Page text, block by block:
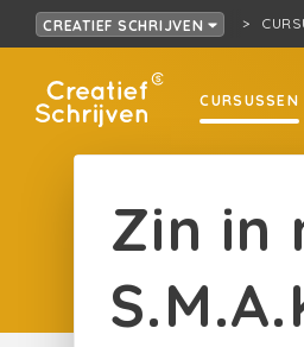
CREATIEF SCHRIJVEN
CURSUSSEN
Zin in